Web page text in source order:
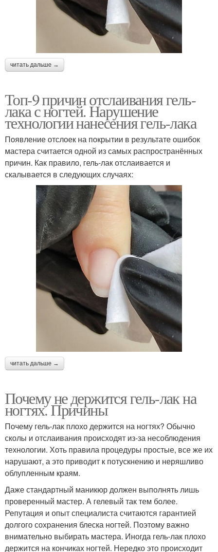
читать дальше →
Топ-9 причин отслаивания гель-
лака с ногтей. Нарушение
технологии нанесения гель-лака
Появление отслоек на покрытии в результате ошибок
мастера считается одной из самых распространённых
причин. Как правило, гель-лак отслаивается и
скалывается в следующих случаях:
читать дальше →
Почему не держится гель-лак на
ногтях. Причины
Почему гель-лак плохо держится на ногтях? Обычно
сколы и отслаивания происходят из-за несоблюдения
технологии. Хоть правила процедуры простые, все же их
нарушают, а это приводит к потускнению и неряшливо
облупленным краям.
Даже стандартный маникюр должен выполнять лишь
проверенный мастер. А гелевый так тем более.
Репутация и опыт специалиста считаются гарантией
долгого сохранения блеска ногтей. Поэтому важно
внимательно выбирать мастера. Иногда гель-лак плохо
держится на кончиках ногтей. Нередко это происходит